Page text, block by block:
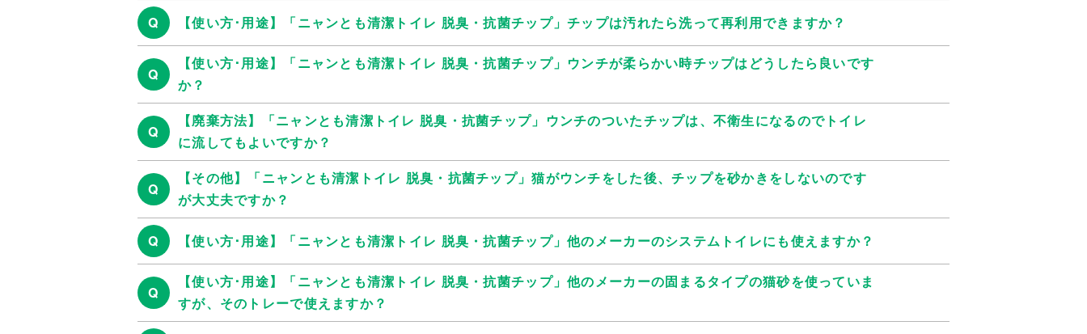
Q 【使い方･用途】「ニャンとも清潔トイレ 脱臭・抗菌チップ」チップは汚れたら洗って再利用できますか？
Q
【使い方･用途】「ニャンとも清潔トイレ 脱臭・抗菌チップ」ウンチが柔らかい時チップはどうしたら良いです
か？
Q
【廃棄方法】「ニャンとも清潔トイレ 脱臭・抗菌チップ」ウンチのついたチップは、不衛生になるのでトイレ
に流してもよいですか？
Q
【その他】「ニャンとも清潔トイレ 脱臭・抗菌チップ」猫がウンチをした後、チップを砂かきをしないのです
が大丈夫ですか？
Q 【使い方･用途】「ニャンとも清潔トイレ 脱臭・抗菌チップ」他のメーカーのシステムトイレにも使えますか？
Q
【使い方･用途】「ニャンとも清潔トイレ 脱臭・抗菌チップ」他のメーカーの固まるタイプの猫砂を使っていま
すが、そのトレーで使えますか？